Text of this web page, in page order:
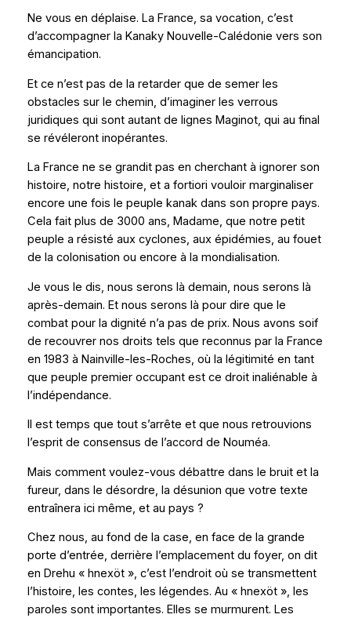
Ne vous en déplaise. La France, sa vocation, c’est
d’accompagner la Kanaky Nouvelle-Calédonie vers son
émancipation.
Et ce n’est pas de la retarder que de semer les
obstacles sur le chemin, d’imaginer les verrous
juridiques qui sont autant de lignes Maginot, qui au final
se révéleront inopérantes.
La France ne se grandit pas en cherchant à ignorer son
histoire, notre histoire, et a fortiori vouloir marginaliser
encore une fois le peuple kanak dans son propre pays.
Cela fait plus de 3000 ans, Madame, que notre petit
peuple a résisté aux cyclones, aux épidémies, au fouet
de la colonisation ou encore à la mondialisation.
Je vous le dis, nous serons là demain, nous serons là
après-demain. Et nous serons là pour dire que le
combat pour la dignité n’a pas de prix. Nous avons soif
de recouvrer nos droits tels que reconnus par la France
en 1983 à Nainville-les-Roches, où la légitimité en tant
que peuple premier occupant est ce droit inaliénable à
l’indépendance.
Il est temps que tout s’arrête et que nous retrouvions
l’esprit de consensus de l’accord de Nouméa.
Mais comment voulez-vous débattre dans le bruit et la
fureur, dans le désordre, la désunion que votre texte
entraînera ici même, et au pays ?
Chez nous, au fond de la case, en face de la grande
porte d’entrée, derrière l’emplacement du foyer, on dit
en Drehu « hnexöt », c’est l’endroit où se transmettent
l’histoire, les contes, les légendes. Au « hnexöt », les
paroles sont importantes. Elles se murmurent. Les